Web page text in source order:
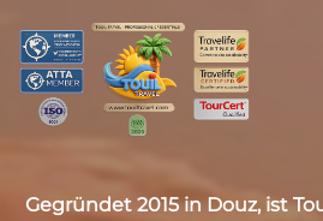
Gegründet 2015 in Douz, ist